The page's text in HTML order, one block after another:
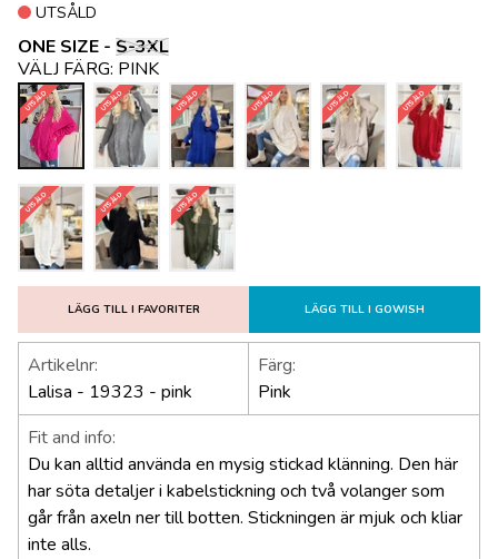
ONE SIZE - S-3XL
UTSÅLD
LÄGG TILL I FAVORITER LÄGG TILL I GOWISH
VÄLJ FÄRG: PINK
UTSÅLD UTSÅLD UTSÅLD UTSÅLD UTSÅLD UTSÅLD
UTSÅLD UTSÅLD UTSÅLD
Artikelnr:
Lalisa - 19323 - pink
Färg:
Pink
Fit and info:
Du kan alltid använda en mysig stickad klänning. Den här
har söta detaljer i kabelstickning och två volanger som
går från axeln ner till botten. Stickningen är mjuk och kliar
inte alls.